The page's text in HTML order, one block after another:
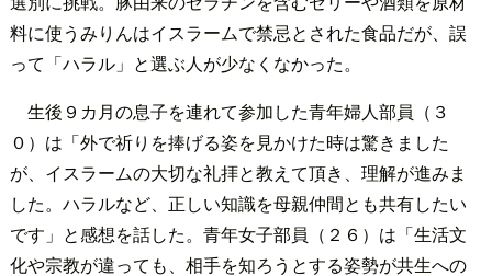
料に使うみりんはイスラームで禁忌とされた食品だが、誤
って「ハラル」と選ぶ人が少なくなかった。
生後９カ月の息子を連れて参加した青年婦人部員（３
０）は「外で祈りを捧げる姿を見かけた時は驚きました
が、イスラームの大切な礼拝と教えて頂き、理解が進みま
した。ハラルなど、正しい知識を母親仲間とも共有したい
です」と感想を話した。青年女子部員（２６）は「生活文
化や宗教が違っても、相手を知ろうとする姿勢が共生への